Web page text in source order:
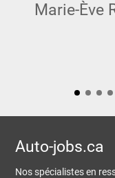
Marie-Ève
Auto-jobs.ca
Nos spécialistes en